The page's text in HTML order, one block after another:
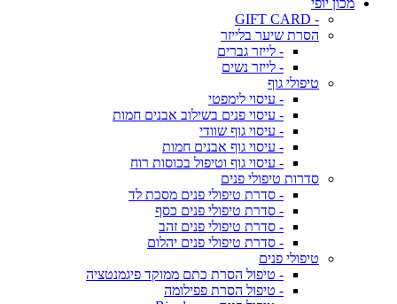
מכון יופי
- GIFT CARD
הסרת שיער בלייזר
- לייזר גברים
- לייזר נשים
טיפולי גוף
- עיסוי לימפטי
- עיסוי פנים בשילוב אבנים חמות
- עיסוי גוף שוודי
- עיסוי גוף אבנים חמות
- עיסוי גוף וטיפול בכוסות רוח
סדרות טיפולי פנים
- סדרת טיפולי פנים מסכת לד
- סדרת טיפולי פנים כסף
- סדרת טיפולי פנים זהב
- סדרת טיפולי פנים יהלום
טיפולי פנים
- טיפול הסרת כתם ממוקד פיגמנטציה
- טיפול הסרת פפילומה